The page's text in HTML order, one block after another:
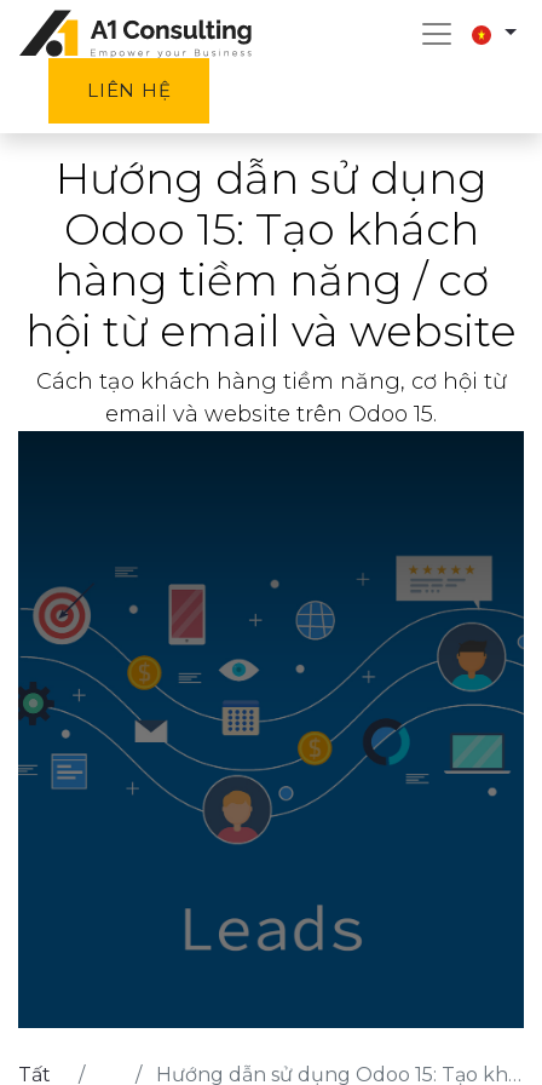
LIÊN HỆ
Hướng dẫn sử dụng
Odoo 15: Tạo khách
hàng tiềm năng / cơ
hội từ email và website
Cách tạo khách hàng tiềm năng, cơ hội từ
email và website trên Odoo 15.
Tất Hướng dẫn sử dụng Odoo 15: Tạo khách hàng tiềm năng / cơ hội từ email và website